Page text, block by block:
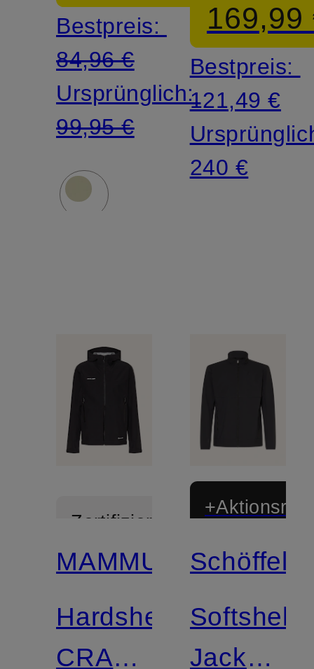
Bestpreis:
84,96 €
Ursprünglich:
99,95 €
169,99
Bestpreis:
121,49 €
240 €
Zertifiziert
MAMMUT
Hardshelljacke
CRATER
Zertifiziert
Schöffel
Softshell-
Jacke